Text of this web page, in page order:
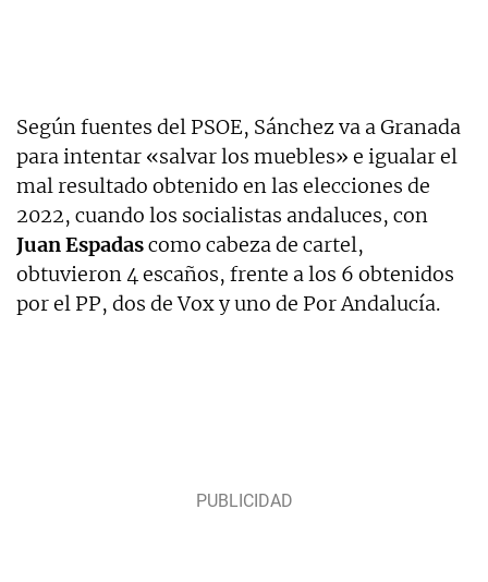
Según fuentes del PSOE, Sánchez va a Granada
para intentar «salvar los muebles» e igualar el
mal resultado obtenido en las elecciones de
2022, cuando los socialistas andaluces, con
Juan Espadascomo cabeza de cartel,
obtuvieron 4 escaños, frente a los 6 obtenidos
por el PP, dos de Vox y uno de Por Andalucía.